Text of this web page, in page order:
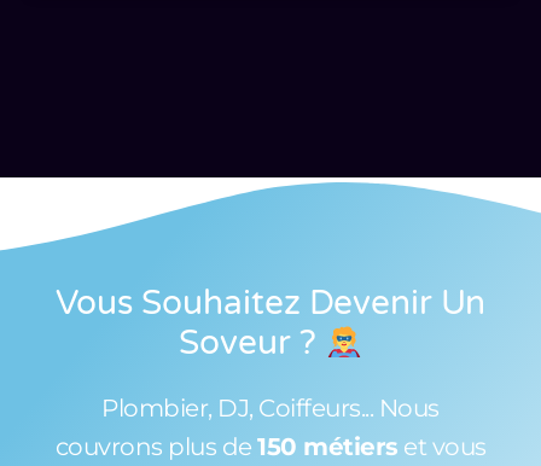
Vous Souhaitez Devenir Un
Soveur ?
Plombier, DJ, Coiffeurs... Nous
couvrons plus de 150 métiers et vous